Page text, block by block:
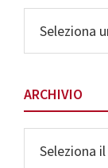
delle
Categorie
ARCHIVIO